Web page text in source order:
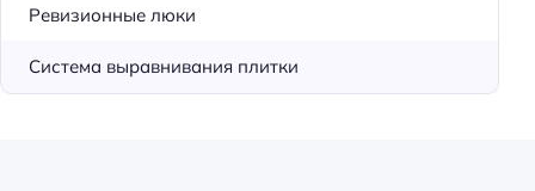
Ревизионные люки
Система выравнивания плитки